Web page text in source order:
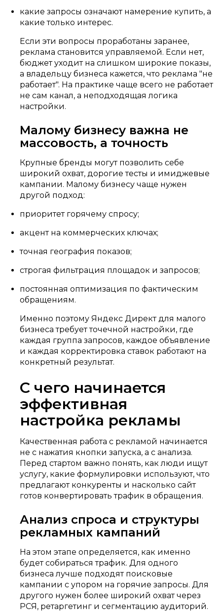
какие запросы означают намерение купить, а
какие только интерес.
Если эти вопросы проработаны заранее,
реклама становится управляемой. Если нет,
бюджет уходит на слишком широкие показы,
а владельцу бизнеса кажется, что реклама "не
работает". На практике чаще всего не работает
не сам канал, а неподходящая логика
настройки.
Малому бизнесу важна не
массовость, а точность
Крупные бренды могут позволить себе
широкий охват, дорогие тесты и имиджевые
кампании. Малому бизнесу чаще нужен
другой подход:
приоритет горячему спросу;
акцент на коммерческих ключах;
точная география показов;
строгая фильтрация площадок и запросов;
постоянная оптимизация по фактическим
обращениям.
Именно поэтому Яндекс Директ для малого
бизнеса требует точечной настройки, где
каждая группа запросов, каждое объявление
и каждая корректировка ставок работают на
конкретный результат.
С чего начинается
эффективная
настройка рекламы
Качественная работа с рекламой начинается
не с нажатия кнопки запуска, а с анализа.
Перед стартом важно понять, как люди ищут
услугу, какие формулировки используют, что
предлагают конкуренты и насколько сайт
готов конвертировать трафик в обращения.
Анализ спроса и структуры
рекламных кампаний
На этом этапе определяется, как именно
будет собираться трафик. Для одного
бизнеса лучше подходят поисковые
кампании с упором на горячие запросы. Для
другого нужен более широкий охват через
РСЯ, ретаргетинг и сегментацию аудиторий.